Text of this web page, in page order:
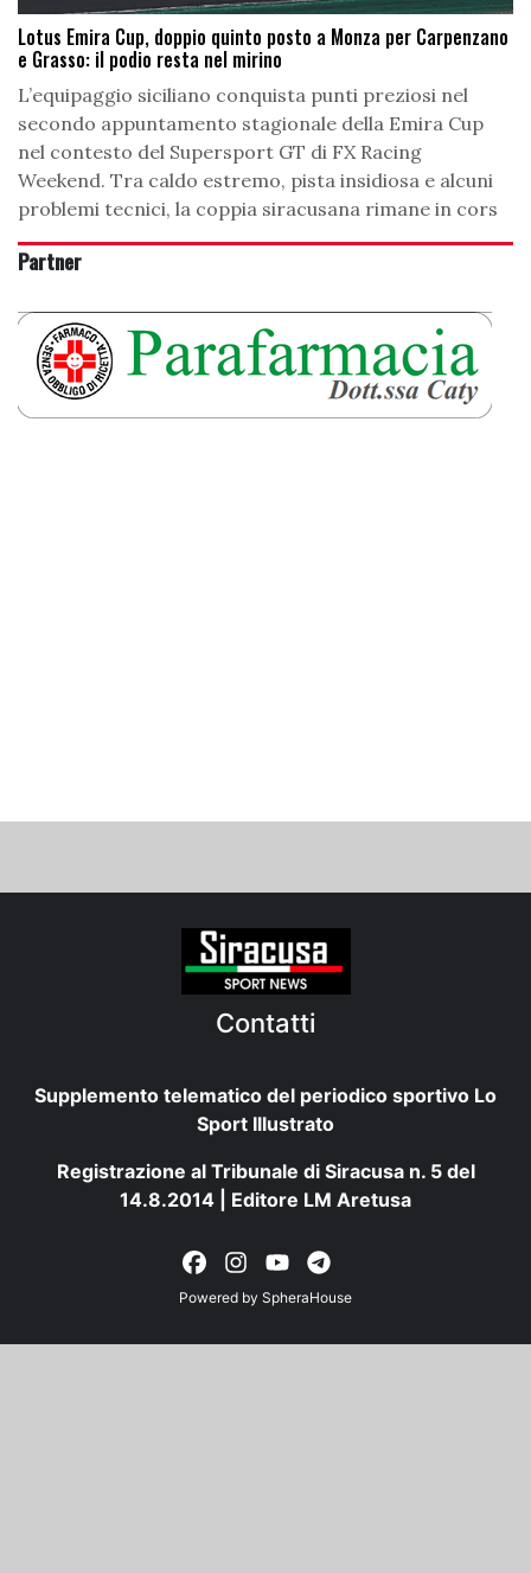
Lotus Emira Cup, doppio quinto posto a Monza per Carpenzano
e Grasso: il podio resta nel mirino
L’equipaggio siciliano conquista punti preziosi nel
secondo appuntamento stagionale della Emira Cup
nel contesto del Supersport GT di FX Racing
Weekend. Tra caldo estremo, pista insidiosa e alcuni
problemi tecnici, la coppia siracusana rimane in cors
Partner
Contatti
Supplemento telematico del periodico sportivo Lo
Sport Illustrato
Registrazione al Tribunale di Siracusa n. 5 del
14.8.2014 | Editore LM Aretusa
Powered by SpheraHouse